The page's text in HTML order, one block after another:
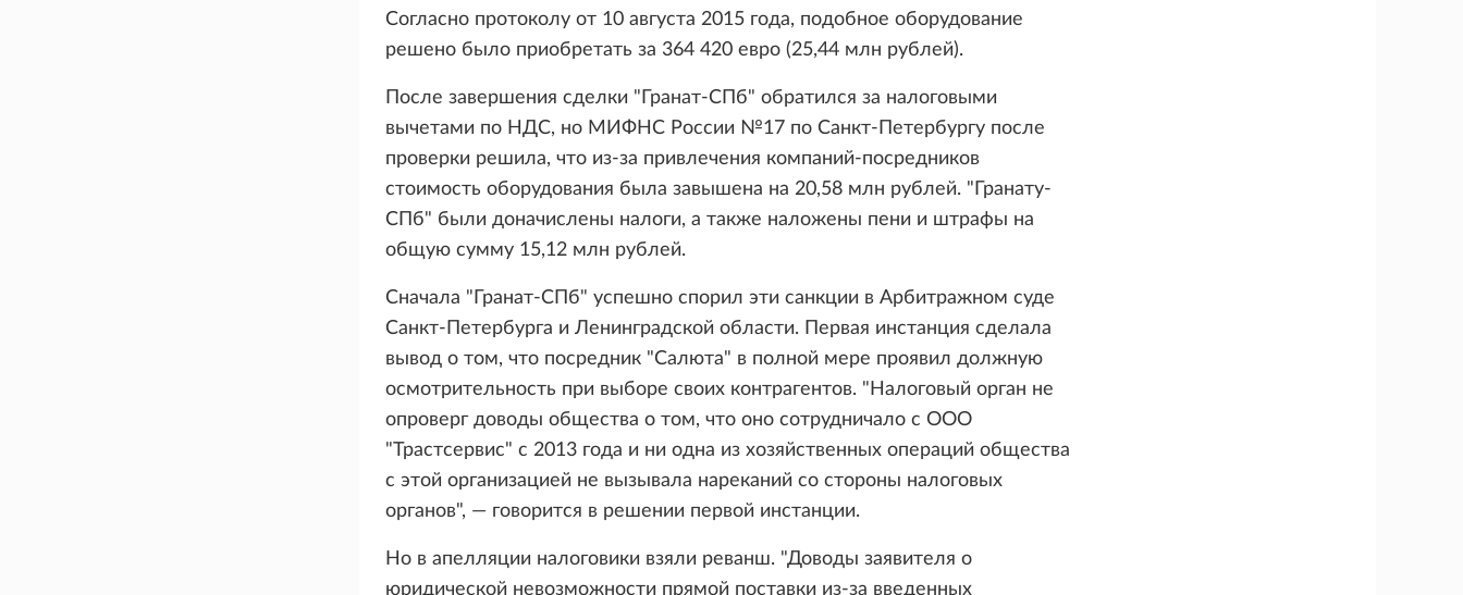
Согласно протоколу от 10 августа 2015 года, подобное оборудование
решено было приобретать за 364 420 евро (25,44 млн рублей).
После завершения сделки "Гранат-СПб" обратился за налоговыми
вычетами по НДС, но МИФНС России №17 по Санкт-Петербургу после
проверки решила, что из-за привлечения компаний-посредников
стоимость оборудования была завышена на 20,58 млн рублей. "Гранату-
СПб" были доначислены налоги, а также наложены пени и штрафы на
общую сумму 15,12 млн рублей.
Сначала "Гранат-СПб" успешно спорил эти санкции в Арбитражном суде
Санкт-Петербурга и Ленинградской области. Первая инстанция сделала
вывод о том, что посредник "Салюта" в полной мере проявил должную
осмотрительность при выборе своих контрагентов. "Налоговый орган не
опроверг доводы общества о том, что оно сотрудничало с ООО
"Трастсервис" с 2013 года и ни одна из хозяйственных операций общества
с этой организацией не вызывала нареканий со стороны налоговых
органов", — говорится в решении первой инстанции.
Но в апелляции налоговики взяли реванш. "Доводы заявителя о
юридической невозможности прямой поставки из-за введенных